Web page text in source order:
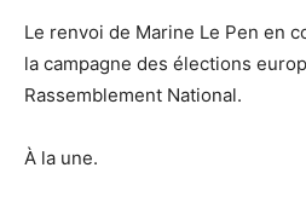
Le renvoi de Marine Le Pen en
la campagne des élections
Rassemblement National.
À la une.